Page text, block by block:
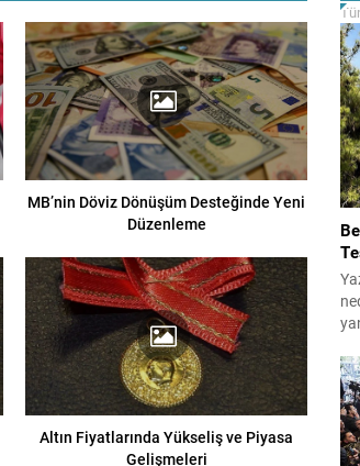
MB’nin Döviz Dönüşüm Desteğinde Yeni
Düzenleme
Altın Fiyatlarında Yükseliş ve Piyasa
Gelişmeleri